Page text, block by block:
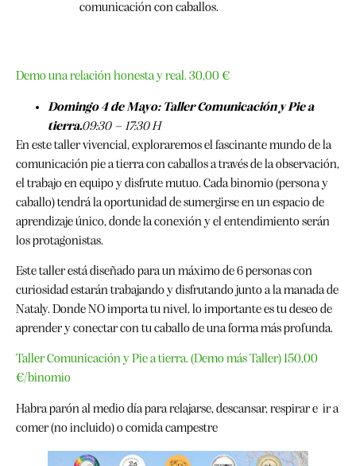
comunicación con caballos.
Demo una relación honesta y real. 30,00 €
Domingo 4 de Mayo: Taller Comunicación y Pie a
tierra.09:30 – 17:30 H
En este taller vivencial, exploraremos el fascinante mundo de la
comunicación pie a tierra con caballos a través de la observación,
el trabajo en equipo y disfrute mutuo. Cada binomio (persona y
caballo) tendrá la oportunidad de sumergirse en un espacio de
aprendizaje único, donde la conexión y el entendimiento serán
los protagonistas.
Este taller está diseñado para un máximo de 6 personas con
curiosidad estarán trabajando y disfrutando junto a la manada de
Nataly. Donde NO importa tu nivel, lo importante es tu deseo de
aprender y conectar con tu caballo de una forma más profunda.
Taller Comunicación y Pie a tierra. (Demo más Taller) 150,00
€/binomio
Habra parón al medio día para relajarse, descansar, respirar e ir a
comer (no incluido) o comida campestre